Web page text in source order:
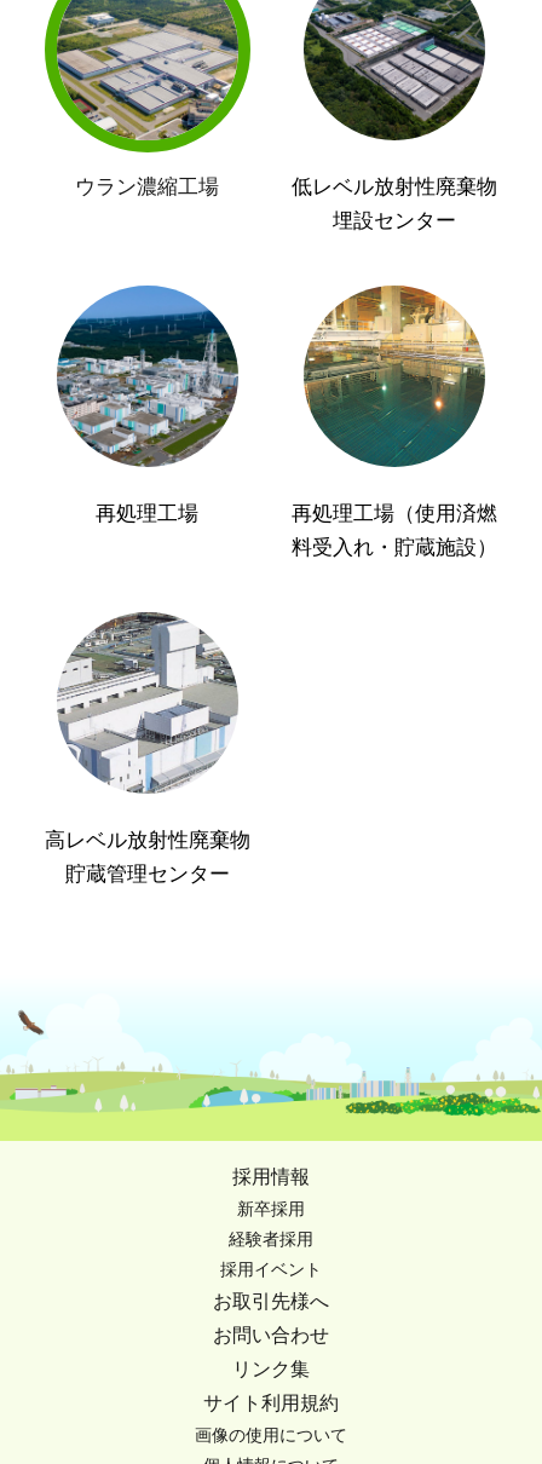
ウラン濃縮工場
低レベル放射性廃棄物
埋設センター
再処理工場
再処理工場（使用済燃
料受入れ・貯蔵施設）
高レベル放射性廃棄物
貯蔵管理センター
採用情報
新卒採用
経験者採用
採用イベント
お取引先様へ
お問い合わせ
リンク集
サイト利用規約
画像の使用について